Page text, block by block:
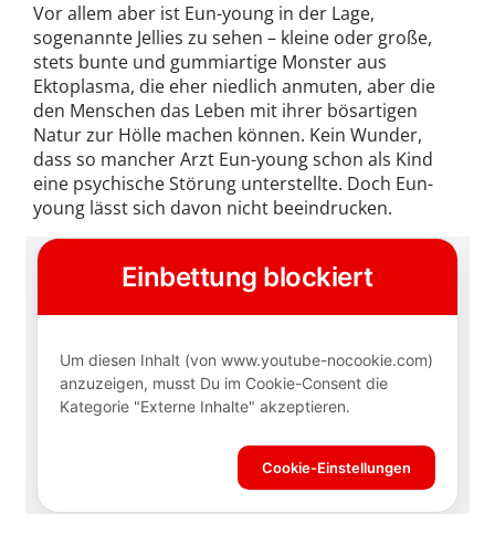
Vor allem aber ist Eun-young in der Lage,
sogenannte Jellies zu sehen – kleine oder große,
stets bunte und gummiartige Monster aus
Ektoplasma, die eher niedlich anmuten, aber die
den Menschen das Leben mit ihrer bösartigen
Natur zur Hölle machen können. Kein Wunder,
dass so mancher Arzt Eun-young schon als Kind
eine psychische Störung unterstellte. Doch Eun-
young lässt sich davon nicht beeindrucken.